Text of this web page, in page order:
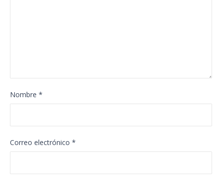
Nombre *
Correo electrónico *